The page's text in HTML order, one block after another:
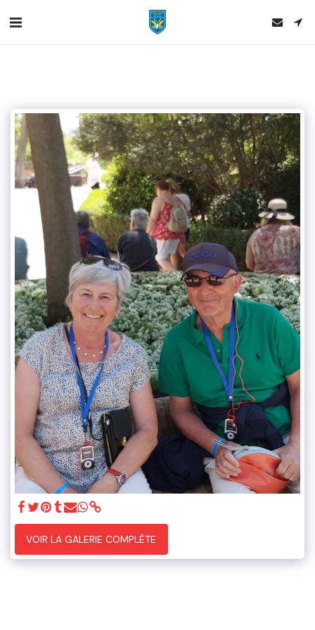
VOIR LA GALERIE COMPLÈTE